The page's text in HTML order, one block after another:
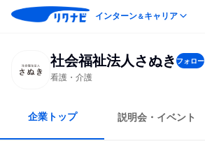
インターン＆キャリア
社会福祉法人さぬき フォロー
看護・介護
企業トップ 説明会・イベント